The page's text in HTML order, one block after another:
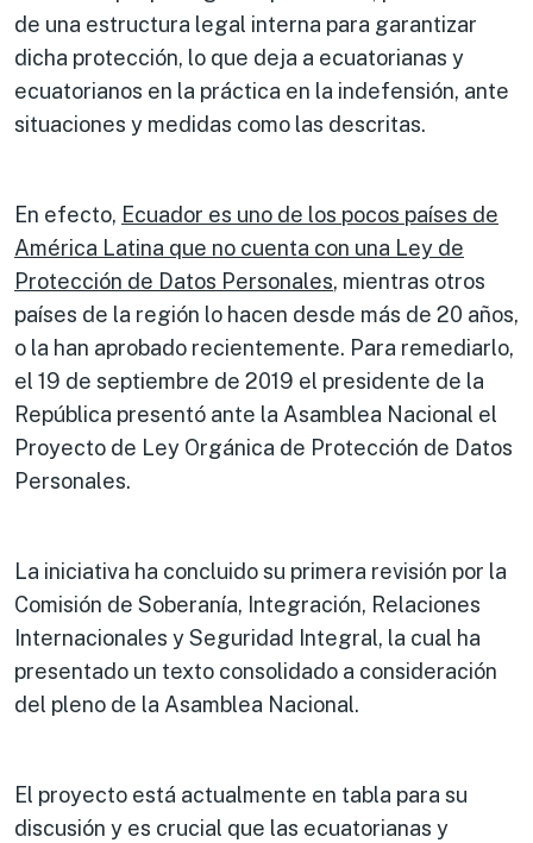
de una estructura legal interna para garantizar
dicha protección, lo que deja a ecuatorianas y
ecuatorianos en la práctica en la indefensión, ante
situaciones y medidas como las descritas.
En efecto, Ecuador es uno de los pocos países de
América Latina que no cuenta con una Ley de
Protección de Datos Personales, mientras otros
países de la región lo hacen desde más de 20 años,
o la han aprobado recientemente. Para remediarlo,
el 19 de septiembre de 2019 el presidente de la
República presentó ante la Asamblea Nacional el
Proyecto de Ley Orgánica de Protección de Datos
Personales.
La iniciativa ha concluido su primera revisión por la
Comisión de Soberanía, Integración, Relaciones
Internacionales y Seguridad Integral, la cual ha
presentado un texto consolidado a consideración
del pleno de la Asamblea Nacional.
El proyecto está actualmente en tabla para su
discusión y es crucial que las ecuatorianas y